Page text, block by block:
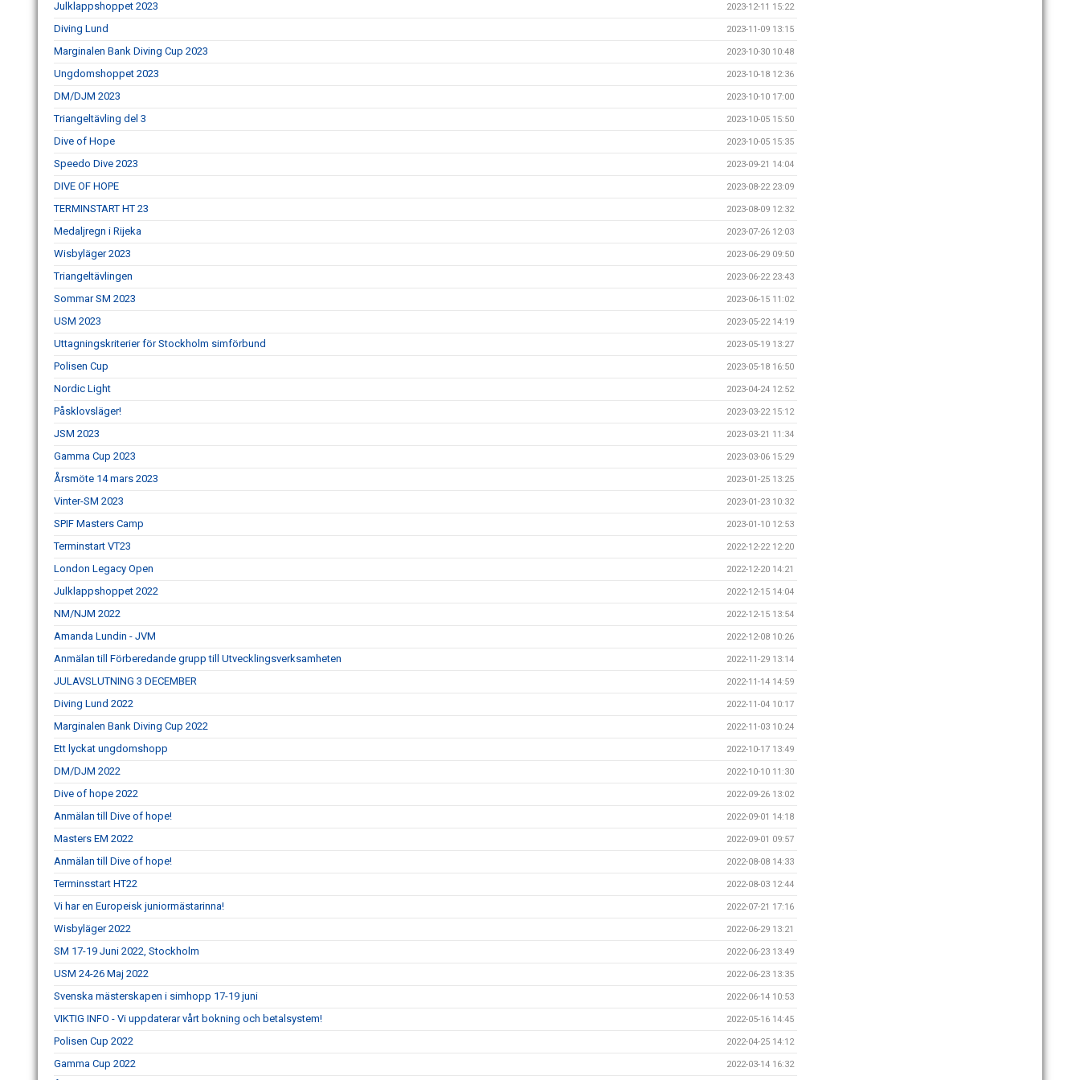
Julklappshoppet 2023 2023-12-11 15:22
Diving Lund 2023-11-09 13:15
Marginalen Bank Diving Cup 2023 2023-10-30 10:48
Ungdomshoppet 2023 2023-10-18 12:36
DM/DJM 2023 2023-10-10 17:00
Triangeltävling del 3 2023-10-05 15:50
Dive of Hope 2023-10-05 15:35
Speedo Dive 2023 2023-09-21 14:04
DIVE OF HOPE 2023-08-22 23:09
TERMINSTART HT 23 2023-08-09 12:32
Medaljregn i Rijeka 2023-07-26 12:03
Wisbyläger 2023 2023-06-29 09:50
Triangeltävlingen 2023-06-22 23:43
Sommar SM 2023 2023-06-15 11:02
USM 2023 2023-05-22 14:19
Uttagningskriterier för Stockholm simförbund 2023-05-19 13:27
Polisen Cup 2023-05-18 16:50
Nordic Light 2023-04-24 12:52
Påsklovsläger! 2023-03-22 15:12
JSM 2023 2023-03-21 11:34
Gamma Cup 2023 2023-03-06 15:29
Årsmöte 14 mars 2023 2023-01-25 13:25
Vinter-SM 2023 2023-01-23 10:32
SPIF Masters Camp 2023-01-10 12:53
Terminstart VT23 2022-12-22 12:20
London Legacy Open 2022-12-20 14:21
Julklappshoppet 2022 2022-12-15 14:04
NM/NJM 2022 2022-12-15 13:54
Amanda Lundin - JVM 2022-12-08 10:26
Anmälan till Förberedande grupp till Utvecklingsverksamheten 2022-11-29 13:14
JULAVSLUTNING 3 DECEMBER 2022-11-14 14:59
Diving Lund 2022 2022-11-04 10:17
Marginalen Bank Diving Cup 2022 2022-11-03 10:24
Ett lyckat ungdomshopp 2022-10-17 13:49
DM/DJM 2022 2022-10-10 11:30
Dive of hope 2022 2022-09-26 13:02
Anmälan till Dive of hope! 2022-09-01 14:18
Masters EM 2022 2022-09-01 09:57
Anmälan till Dive of hope! 2022-08-08 14:33
Terminsstart HT22 2022-08-03 12:44
Vi har en Europeisk juniormästarinna! 2022-07-21 17:16
Wisbyläger 2022 2022-06-29 13:21
SM 17-19 Juni 2022, Stockholm 2022-06-23 13:49
USM 24-26 Maj 2022 2022-06-23 13:35
Svenska mästerskapen i simhopp 17-19 juni 2022-06-14 10:53
VIKTIG INFO - Vi uppdaterar vårt bokning och betalsystem! 2022-05-16 14:45
Polisen Cup 2022 2022-04-25 14:12
Gamma Cup 2022 2022-03-14 16:32